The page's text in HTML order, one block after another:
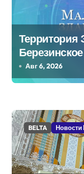
с
я
м
Территория
Березинское
Авг 6, 2026
BELTA Новости